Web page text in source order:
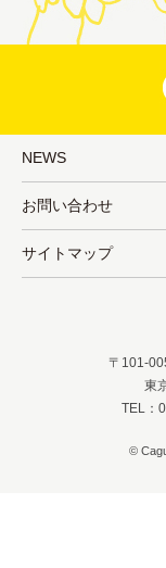
NEWS
お問い合わせ
サイトマップ
〒101-
東
TEL：
©